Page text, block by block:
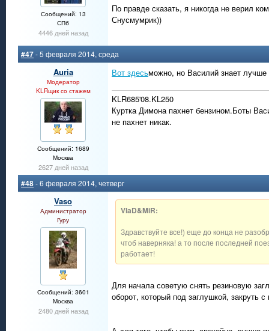
Сообщений: 13
СПб
4446 дней назад
По правде сказать, я никогда не верил
Снусмумрик))
#47- 5 февраля 2014, среда
Auria
Модератор
KLRщик со стажем
Сообщений: 1689
Москва
2627 дней назад
Вот здесьможно, но Василий знает лучше
KLR685'08.KL250
Куртка Димона пахнет бензином.Боты
не пахнет никак.
#48- 6 февраля 2014, четверг
Vaso
Администратор
Гуру
Сообщений: 3601
Москва
2480 дней назад
VlaD&MiR:
Здравствуйте все!) еще до конца не
чтоб наверняка! а то после последней
работает!
Для начала советую снять резиновую
оборот, который под заглушкой, закруть